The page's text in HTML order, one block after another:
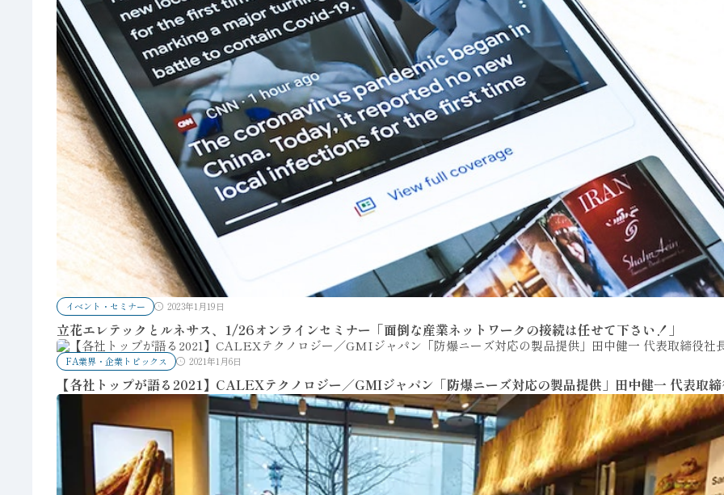
イベント・セミナー 2023年1月19日
立花エレテックとルネサス、1/26オンラインセミナー「面倒な産業ネットワークの接続は任せて下さい！」
FA業界・企業トピックス 2021年1月6日
【各社トップが語る2021】CALEXテクノロジー／GMIジャパン「防爆ニーズ対応の製品提供」田中健一 代表取